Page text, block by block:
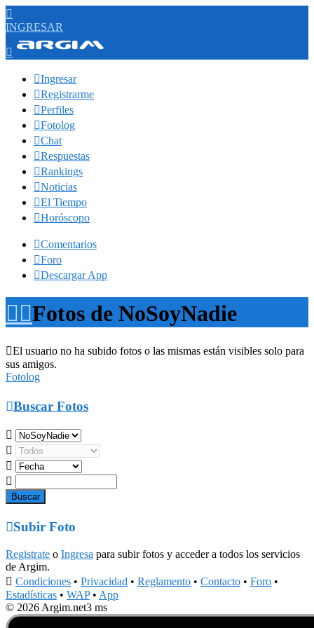

INGRESAR

Ingresar
Registrarme
Perfiles
Fotolog
Chat
Respuestas
Rankings
Noticias
El Tiempo
Horóscopo
Comentarios
Foro
Descargar App
Fotos de NoSoyNadie
El usuario no ha subido fotos o las mismas están visibles solo para
sus amigos.
Fotolog
Buscar Fotos




Subir Foto
Registrate o Ingresa para subir fotos y acceder a todos los servicios
de Argim.
 Condiciones • Privacidad • Reglamento • Contacto • Foro •
Estadísticas • WAP• App
© 2026 Argim.net3 ms